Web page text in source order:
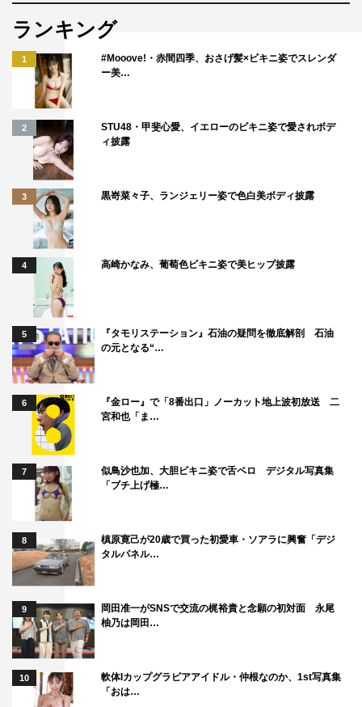
ランキング
1
#Mooove!・赤間四季、おさげ髪×ビキニ姿でスレンダ
ー美…
2
STU48・甲斐心愛、イエローのビキニ姿で愛されボデ
ィ披露
3 黒嵜菜々子、ランジェリー姿で色白美ボディ披露
4 高崎かなみ、葡萄色ビキニ姿で美ヒップ披露
5
『タモリステーション』石油の疑問を徹底解剖 石油
の元となる“…
6
『金ロー』で「8番出口」ノーカット地上波初放送 二
宮和也「ま…
7
似鳥沙也加、大胆ビキニ姿で舌ペロ デジタル写真集
「ブチ上げ極…
8
槙原寛己が20歳で買った初愛車・ソアラに興奮「デジ
タルパネル…
9
岡田准一がSNSで交流の梶裕貴と念願の初対面 永尾
柚乃は岡田…
10
軟体Iカップグラビアアイドル・仲根なのか、1st写真集
「おは…